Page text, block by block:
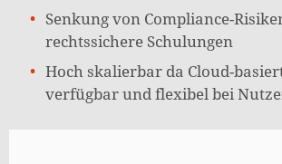
Senkung von Compliance-
rechtssichere Schulungen
Hoch skalierbar da Cloud-
verfügbar und flexibel bei